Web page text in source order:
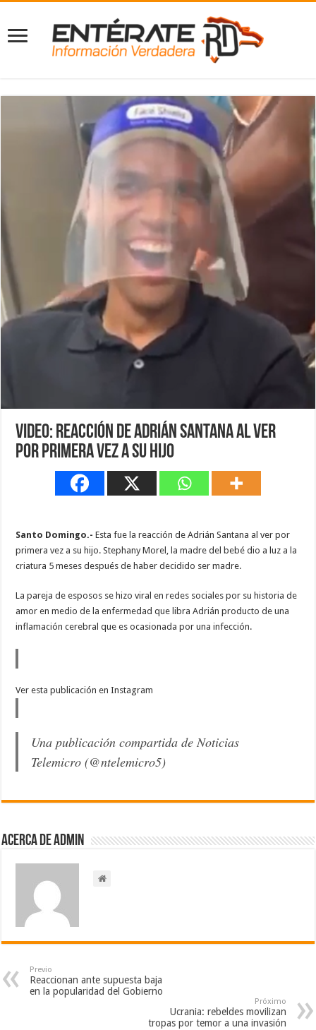
Video: Reacción de Adrián Santana al ver
por primera vez a su hijo
Santo Domingo.- Esta fue la reacción de Adrián Santana al ver por
primera vez a su hijo. Stephany Morel, la madre del bebé dio a luz a la
criatura 5 meses después de haber decidido ser madre.
La pareja de esposos se hizo viral en redes sociales por su historia de
amor en medio de la enfermedad que libra Adrián producto de una
inflamación cerebral que es ocasionada por una infección.
Ver esta publicación en Instagram
Una publicación compartida de Noticias
Telemicro (@ntelemicro5)
Acerca de admin
Previo
Reaccionan ante supuesta baja
en la popularidad del Gobierno
Próximo
Ucrania: rebeldes movilizan
tropas por temor a una invasión